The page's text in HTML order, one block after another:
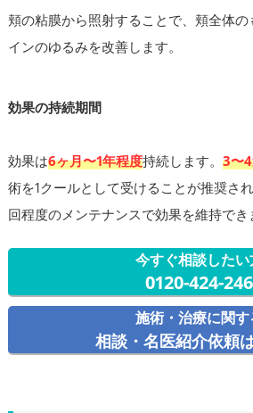
頬の粘膜から照射することで、頬全体
インのゆるみを改善します。
効果の持続期間
効果は6ヶ月〜1年程度持続します。 3〜
術を1クールとして受けることが推奨さ
回程度のメンテナンスで効果を維持でき
今すぐ相談したい
0120-424-246
施術・治療に関す
相談・名医紹介依頼